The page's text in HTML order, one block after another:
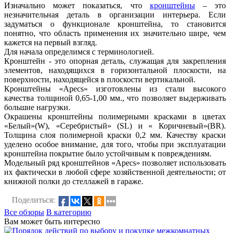
Изначально может показаться, что кронштейны– это
незначительная деталь в организации интерьера. Если
задуматься о функционале кронштейна, то становится
понятно, что область применения их значительно шире, чем
кажется на первый взгляд.
Для начала определимся с терминологией.
Кронштейн - это опорная деталь, служащая для закрепления
элементов, находящихся в горизонтальной плоскости, на
поверхности, находящейся в плоскости вертикальной.
Кронштейны «Apecs» изготовлены из стали высокого
качества толщиной 0,65-1,00 мм., что позволяет выдерживать
большие нагрузки.
Окрашены кронштейны полимерными красками в цветах
«Белый»(W), «Серебристый» (SL) и « Коричневый»(BR).
Толщина слоя полимерной краски 0,2 мм. Качеству краски
уделено особое внимание, для того, чтобы при эксплуатации
кронштейна покрытие было устойчивым к повреждениям.
Модельный ряд кронштейнов «Apecs» позволяет использовать
их фактически в любой сфере хозяйственной деятельности; от
книжной полки до стеллажей в гараже.
Поделиться:
Все обзоры В категорию
Вам может быть интересно